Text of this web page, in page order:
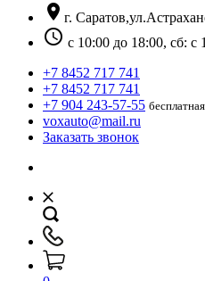
location_on г.
schedule с 10:00 до 18:00, сб:
+7 8452 717 741
+7 8452 717 741
+7 904 243-57-55
voxauto@mail.ru
Заказать звонок